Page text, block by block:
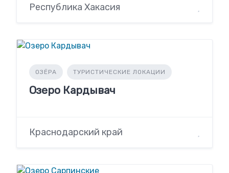
Республика Хакасия
ОЗЁРА ТУРИСТИЧЕСКИЕ ЛОКАЦИИ
Озеро Кардывач
Краснодарский край